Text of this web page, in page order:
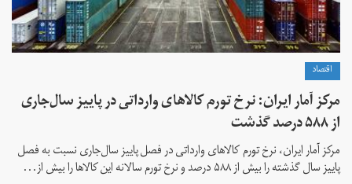
اقتصاد
مرکز آمار ایران: نرخ تورم کالاهای وارداتی در پاییز سال‌جاری
از ۵۸۸ درصد گذشت
مرکز آمار ایران، نرخ تورم كالاهای وارداتی در فصل پاییز سال‌جاری نسبت به فصل
پاییز سال گذشته را بیش از ۵۸۸ درصد و نرخ تورم سالانه این کالاها را بیش از...